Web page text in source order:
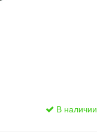
В наличии